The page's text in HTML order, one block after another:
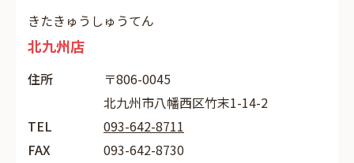
きたきゅうしゅうてん
北九州店
住所
〒806-0045
北九州市八幡西区竹末1-14-2
TEL
093-642-8711
FAX
093-642-8730